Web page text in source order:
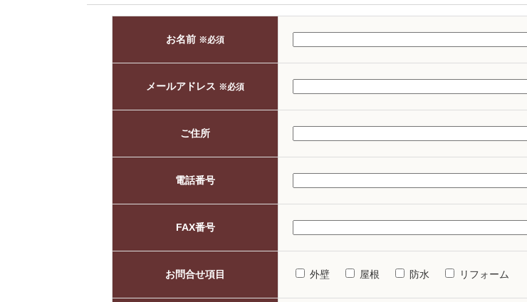
お名前 ※必須
メールアドレス ※必須
ご住所
電話番号
FAX番号
お問合せ項目 外壁 屋根 防水 リフォーム